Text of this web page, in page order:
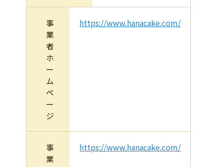
事
業
者
ホ
ー
ム
ペ
ー
ジ
https://www.hanacake.com/
事
業
https://www.hanacake.com/